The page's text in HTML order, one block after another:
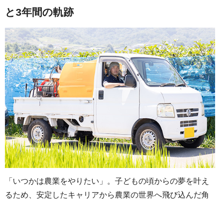
サ
ト
START!
や
ま
な
し
農
業
ラ
イ
フ
と3年間の軌跡
「いつかは農業をやりたい」。子どもの頃からの夢を叶え
るため、安定したキャリアから農業の世界へ飛び込んだ角